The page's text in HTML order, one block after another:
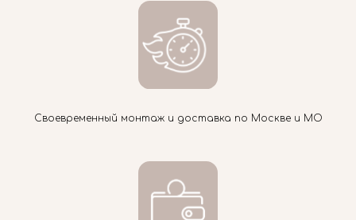
Своевременный монтаж и доставка по Москве и МО